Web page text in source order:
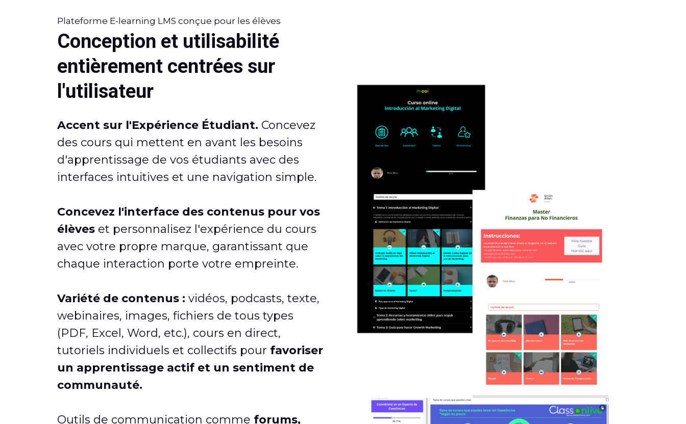
Plateforme E-learning LMS conçue pour les élèves
Conception et utilisabilité
entièrement centrées sur
l'utilisateur
Accent sur l'Expérience Étudiant. Concevez
des cours qui mettent en avant les besoins
d'apprentissage de vos étudiants avec des
interfaces intuitives et une navigation simple.
Concevez l'interface des contenus pour vos
élèves et personnalisez l'expérience du cours
avec votre propre marque, garantissant que
chaque interaction porte votre empreinte.
Variété de contenus : vidéos, podcasts, texte,
webinaires, images, fichiers de tous types
(PDF, Excel, Word, etc.), cours en direct,
tutoriels individuels et collectifs pour favoriser
un apprentissage actif et un sentiment de
communauté.
Outils de communication comme forums,